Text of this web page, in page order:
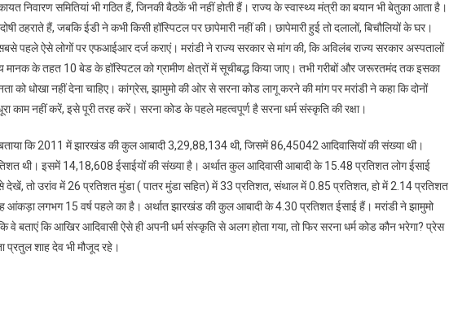
निवारण समितियां भी गठित हैं, जिनकी बैठकें भी नहीं होती हैं। राज्य के स्वास्थ्य मंत्री का बयान भी बेतुका आता है।
ठहराते हैं, जबकि ईडी ने कभी किसी हॉस्पिटल पर छापेमारी नहीं की। छापेमारी हुई तो दलालों, बिचौलियों के घर।
सबसे पहले ऐसे लोगों पर एफआईआर दर्ज कराएं। मरांडी ने राज्य सरकार से मांग की, कि अविलंब राज्य सरकार अस्पतालों
के तहत 10 बेड के हॉस्पिटल को ग्रामीण क्षेत्रों में सूचीबद्ध किया जाए। तभी गरीबों और जरूरतमंद तक इसका
को धोखा नहीं देना चाहिए। कांग्रेस, झामुमो की ओर से सरना कोड लागू करने की मांग पर मरांडी ने कहा कि दोनों
काम नहीं करें, इसे पूरी तरह करें। सरना कोड के पहले महत्वपूर्ण है सरना धर्म संस्कृति की रक्षा।
कि 2011 में झारखंड की कुल आबादी 3,29,88,134 थी, जिसमें 86,45042 आदिवासियों की संख्या थी।
थी। इसमें 14,18,608 ईसाईयों की संख्या है। अर्थात कुल आदिवासी आबादी के 15.48 प्रतिशत लोग ईसाई
देखें, तो उरांव में 26 प्रतिशत मुंडा ( पातर मुंडा सहित) में 33 प्रतिशत, संथाल में 0.85 प्रतिशत, हो में 2.14 प्रतिशत
लगभग 15 वर्ष पहले का है। अर्थात झारखंड की कुल आबादी के 4.30 प्रतिशत ईसाई हैं। मरांडी ने झामुमो
वे बताएं कि आखिर आदिवासी ऐसे ही अपनी धर्म संस्कृति से अलग होता गया, तो फिर सरना धर्म कोड कौन भरेगा? प्रेस
प्रतुल शाह देव भी मौजूद रहे।